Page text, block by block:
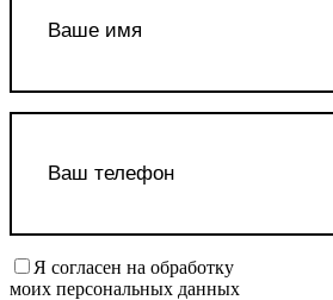
Я согласен на обработку
моих персональных данных